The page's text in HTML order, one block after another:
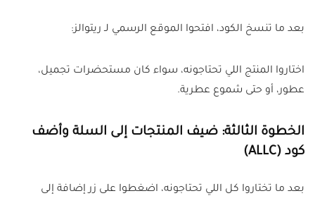
بعد ما تنسخ الكود، افتحوا الموقع الرسمي لـ ريتوالز:
اختاروا المنتج اللي تحتاجونه، سواء كان مستحضرات تجميل،
عطور، أو حتى شموع عطرية.
الخطوة الثالثة: ضيف المنتجات إلى السلة وأضف
كود (ALLC)
بعد ما تختاروا كل اللي تحتاجونه، اضغطوا على زر إضافة إلى